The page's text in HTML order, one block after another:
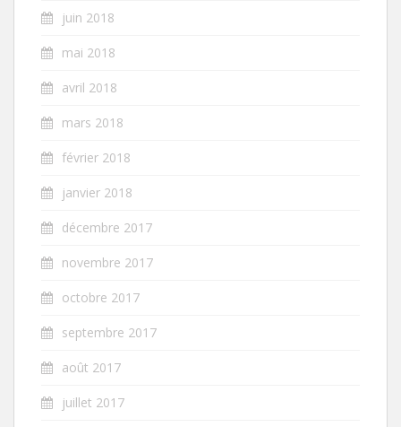
juin 2018
mai 2018
avril 2018
mars 2018
février 2018
janvier 2018
décembre 2017
novembre 2017
octobre 2017
septembre 2017
août 2017
juillet 2017